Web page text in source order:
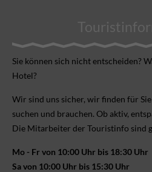
Sie können sich nicht ent­scheiden?
Hotel?
Wir sind uns sicher, wir finden für
suchen und brauchen. Ob aktiv,
Die Mitarbeiter der Touristinfo sind
Mo - Fr von 10:00 Uhr bis 18:30 Uhr
Sa von 10:00 Uhr bis 15:30 Uhr